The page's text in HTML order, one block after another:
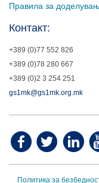
Правила за
Контакт:
+389 (0)77 552 826
+389 (0)78 280 667
+389 (0)2 3 254 251
gs1mk@gs1mk.org.mk
Политика за